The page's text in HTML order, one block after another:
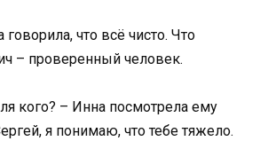
что всё чисто. Что
– проверенный человек.
кого? – Инна посмотрела ему
я понимаю, что тебе тяжело.